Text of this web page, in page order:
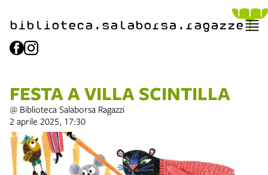
biblioteca.​salaborsa.ragazze
FESTA A VILLA SCINTILLA
@ Biblioteca Salaborsa Ragazzi
2 aprile 2025, 17:30